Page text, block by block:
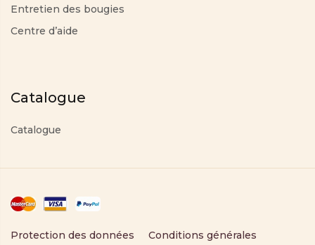
Entretien des bougies
Centre d’aide
Catalogue
Catalogue
Protection des données Conditions générales